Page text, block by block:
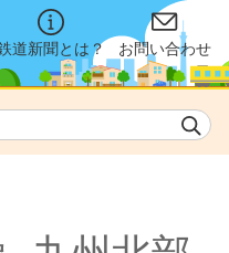
道新聞とは？ お問い合わせ